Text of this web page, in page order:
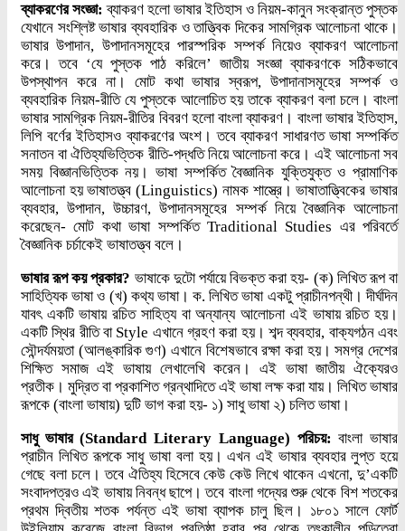
ব্যাকরণের সংজ্ঞা: ব্যাকরণ হলো ভাষার ইতিহাস ও নিয়ম-কানুন সংক্রান্ত পুস্তক
যেখানে সংশ্লিষ্ট ভাষার ব্যবহারিক ও তাত্ত্বিক দিকের সামগ্রিক আলোচনা থাকে।
ভাষার উপাদান, উপাদানসমূহের পারস্পরিক সম্পর্ক নিয়েও ব্যাকরণ আলোচনা
করে। তবে ‘যে পুস্তক পাঠ করিলে’ জাতীয় সংজ্ঞা ব্যাকরণকে সঠিকভাবে
উপস্থাপন করে না। মোট কথা ভাষার স্বরূপ, উপাদানাসমূহের সম্পর্ক ও
ব্যবহারিক নিয়ম-রীতি যে পুস্তকে আলোচিত হয় তাকে ব্যাকরণ বলা চলে। বাংলা
ভাষার সামগ্রিক নিয়ম-রীতির বিবরণ হলো বাংলা ব্যাকরণ। বাংলা ভাষার ইতিহাস,
লিপি বর্ণের ইতিহাসও ব্যাকরণের অংশ। তবে ব্যাকরণ সাধারণত ভাষা সম্পর্কিত
সনাতন বা ঐতিহ্যভিত্তিক রীতি-পদ্ধতি নিয়ে আলোচনা করে। এই আলোচনা সব
সময় বিজ্ঞানভিত্তিক নয়। ভাষা সম্পর্কিত বৈজ্ঞানিক যুক্তিযুক্ত ও প্রামাণিক
আলোচনা হয় ভাষাতত্ত্ব (Linguistics) নামক শাস্ত্রে। ভাষাতাত্ত্বিকের ভাষার
ব্যবহার, উপাদান, উচ্চারণ, উপাদানসমূহের সম্পর্ক নিয়ে বৈজ্ঞানিক আলোচনা
করেছেন- মোট কথা ভাষা সম্পর্কিত Traditional Studies এর পরিবর্তে
বৈজ্ঞানিক চর্চাকেই ভাষাতত্ত্ব বলে।
ভাষার রূপ কয় প্রকার? ভাষাকে দুটো পর্যায়ে বিভক্ত করা হয়- (ক) লিখিত রূপ বা
সাহিত্যিক ভাষা ও (খ) কথ্য ভাষা। ক. লিখিত ভাষা একটু প্রাচীনপন্থী। দীর্ঘদিন
যাবৎ একটি ভাষায় রচিত সাহিত্য বা অন্যান্য আলোচনা এই ভাষায় রচিত হয়।
একটি স্থির রীতি বা Style এখানে গ্রহণ করা হয়। শব্দ ব্যবহার, বাক্যগঠন এবং
সৌন্দর্যময়তা (আলঙ্কারিক গুণ) এখানে বিশেষভাবে রক্ষা করা হয়। সমগ্র দেশের
শিক্ষিত সমাজ এই ভাষায় লেখালেখি করেন। এই ভাষা জাতীয় ঐক্যেরও
প্রতীক। মুদ্রিত বা প্রকাশিত গ্রন্থাদিতে এই ভাষা লক্ষ করা যায়। লিখিত ভাষার
রূপকে (বাংলা ভাষায়) দুটি ভাগ করা হয়- ১) সাধু ভাষা ২) চলিত ভাষা।
সাধু ভাষার (Standard Literary Language) পরিচয়: বাংলা ভাষার
প্রাচীন লিখিত রূপকে সাধু ভাষা বলা হয়। এখন এই ভাষার ব্যবহার লুপ্ত হয়ে
গেছে বলা চলে। তবে ঐতিহ্য হিসেবে কেউ কেউ লিখে থাকেন এখনো, দু’একটি
সংবাদপত্রও এই ভাষায় নিবন্ধ ছাপে। তবে বাংলা গদ্যের শুরু থেকে বিশ শতকের
প্রথম দ্বিতীয় শতক পর্যন্ত এই ভাষা ব্যাপক চালু ছিল। ১৮০১ সালে ফোর্ট